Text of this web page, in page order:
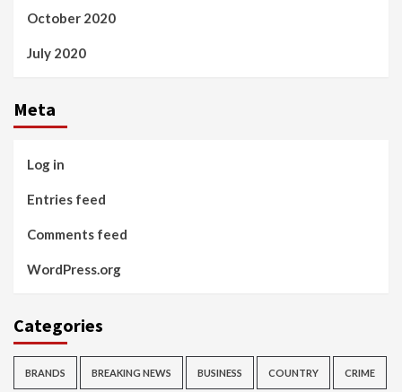
October 2020
July 2020
Meta
Log in
Entries feed
Comments feed
WordPress.org
Categories
BRANDS BREAKING NEWS BUSINESS COUNTRY CRIME